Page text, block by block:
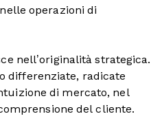
operazioni di
nell’originalità strategica.
differenziate, radicate
di mercato, nel
del cliente.